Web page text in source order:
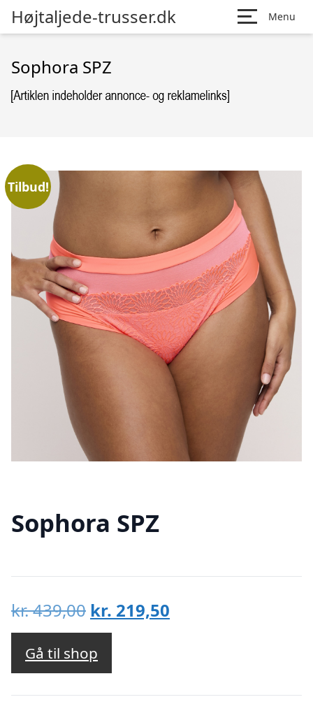
Højtaljede-trusser.dk Menu
Sophora SPZ
Tilbud!
Sophora SPZ
kr.439,00 Den
oprindelige
pris
var:
kr. 439,00.
kr. 219,50
kr. 219,50.
Gå til shop